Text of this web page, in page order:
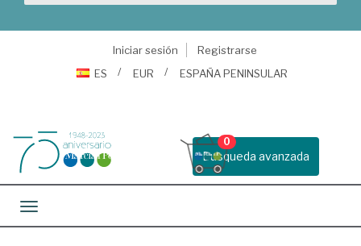
Iniciar sesión
Registrarse
ES
EUR ESPAÑA PENINSULAR
Busqueda avanzada
0
Toggle navigation